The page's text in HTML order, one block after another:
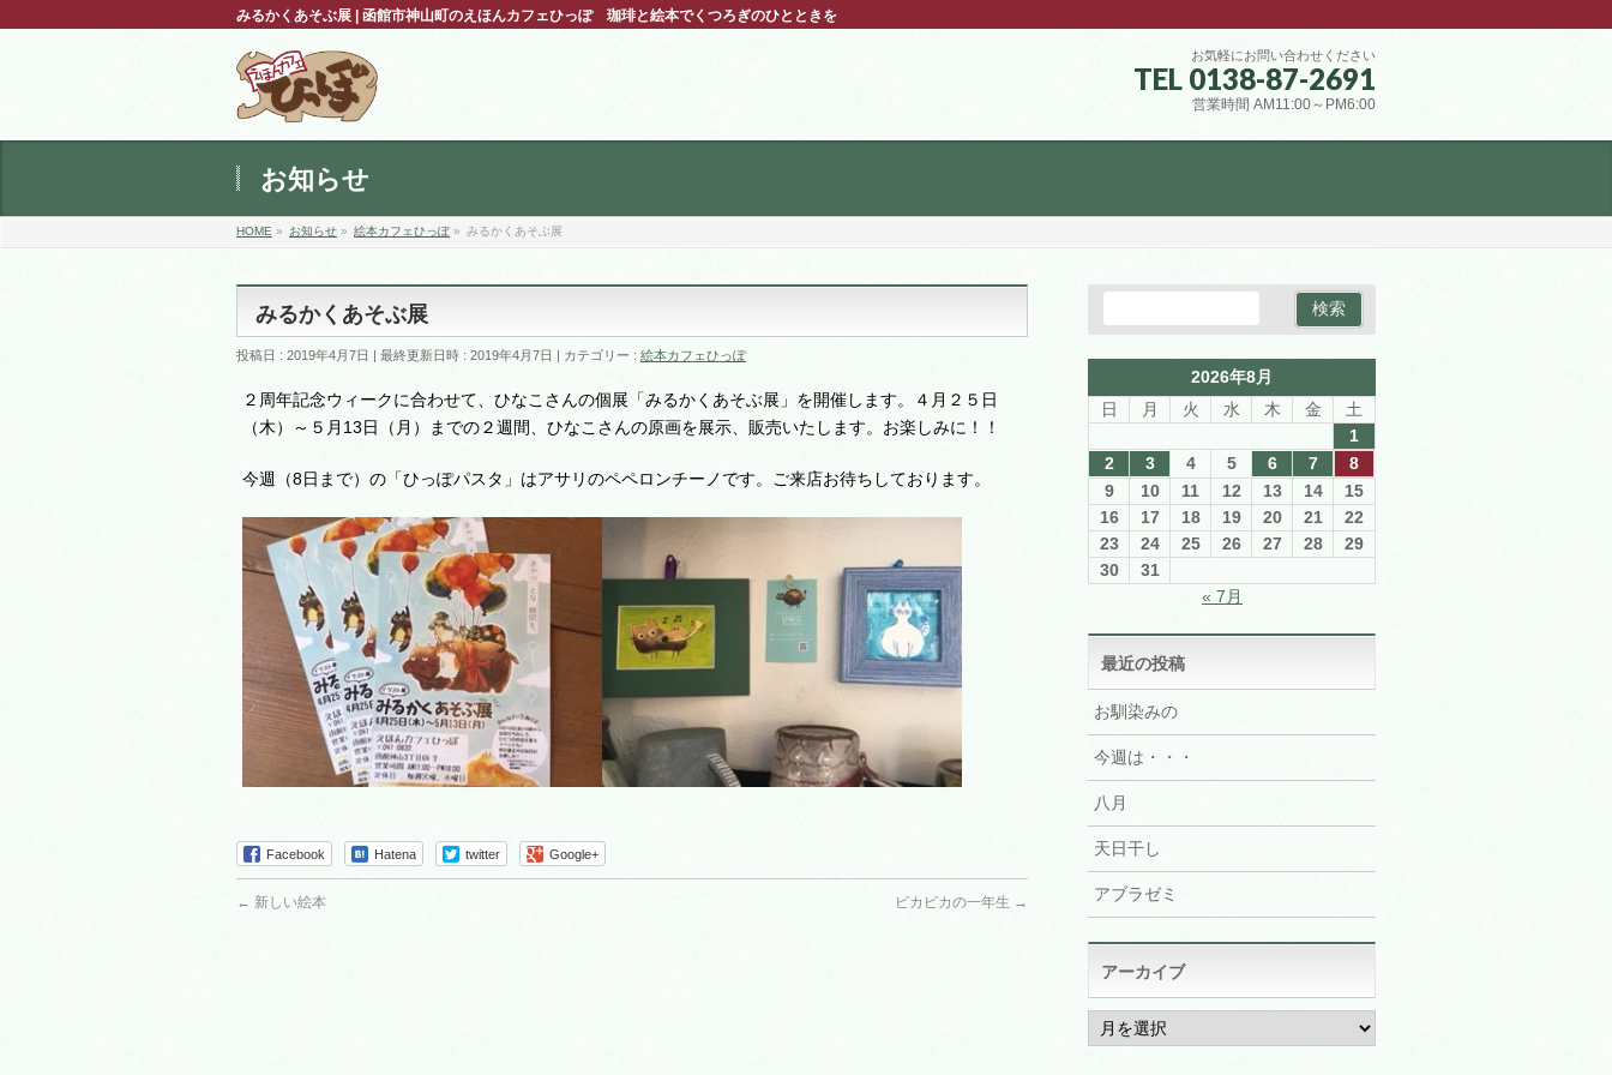
みるかくあそぶ展 | 函館市神山町のえほんカフェひっぽ 珈琲と絵本でくつろぎのひとときを
お気軽にお問い合わせください
TEL 0138-87-2691
営業時間 AM11:00～PM6:00
お知らせ
HOME » お知らせ » 絵本カフェひっぽ» みるかくあそぶ展
みるかくあそぶ展
投稿日 : 2019年4月7日 最終更新日時 : 2019年4月7日 カテゴリー : 絵本カフェひっぽ
２周年記念ウィークに合わせて、ひなこさんの個展「みるかくあそぶ展」を開催します。４月２５日
（木）～５月13日（月）までの２週間、ひなこさんの原画を展示、販売いたします。お楽しみに！！
今週（8日まで）の「ひっぽパスタ」はアサリのペペロンチーノです。ご来店お待ちしております。
Facebook Hatena twitter Google+
← 新しい絵本 ピカピカの一年生 →
2026年8月
日
月 火 水 木 金
土
1
2
3 4 5 6 7
8
9
10 11 12 13 14
15
16
17 18 19 20 21
22
23
24 25 26 27 28
29
30
31
« 7月
最近の投稿
お馴染みの
今週は・・・
八月
天日干し
アブラゼミ
アーカイブ
ア
ー